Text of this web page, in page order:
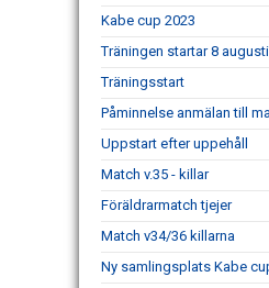
Kabe cup 2023
Träningen startar 8 augusti
Träningsstart
Påminnelse anmälan till
Uppstart efter uppehåll
Match v.35 - killar
Föräldrarmatch tjejer
Match v34/36 killarna
Ny samlingsplats Kabe